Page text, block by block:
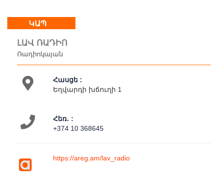
ԿԱՊ
ԼԱՎ ՌԱԴԻՈ
Ռադիոկայան
Հասցե :
Եղվարդի խճուղի 1
Հեռ․ :
+374 10 368645
https://areg.am/lav_radio